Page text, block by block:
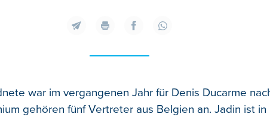
war im vergangenen Jahr für Denis Ducarme
gehören fünf Vertreter aus Belgien an. Jadin ist in